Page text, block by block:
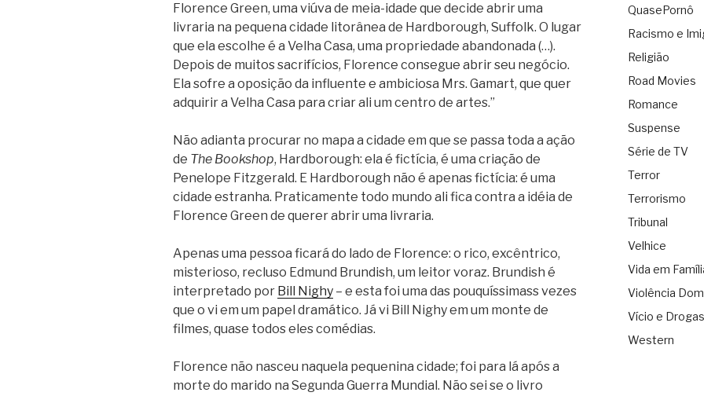
Florence Green, uma viúva de meia-idade que decide abrir uma
livraria na pequena cidade litorânea de Hardborough, Suffolk. O lugar
que ela escolhe é a Velha Casa, uma propriedade abandonada (…).
Depois de muitos sacrifícios, Florence consegue abrir seu negócio.
Ela sofre a oposição da influente e ambiciosa Mrs. Gamart, que quer
adquirir a Velha Casa para criar ali um centro de artes.”
Não adianta procurar no mapa a cidade em que se passa toda a ação
de The Bookshop, Hardborough: ela é fictícia, é uma criação de
Penelope Fitzgerald. E Hardborough não é apenas fictícia: é uma
cidade estranha. Praticamente todo mundo ali fica contra a idéia de
Florence Green de querer abrir uma livraria.
Apenas uma pessoa ficará do lado de Florence: o rico, excêntrico,
misterioso, recluso Edmund Brundish, um leitor voraz. Brundish é
interpretado por Bill Nighy – e esta foi uma das pouquíssimass vezes
que o vi em um papel dramático. Já vi Bill Nighy em um monte de
filmes, quase todos eles comédias.
Florence não nasceu naquela pequenina cidade; foi para lá após a
morte do marido na Segunda Guerra Mundial. Não sei se o livro
QuasePornô
Racismo e
Religião
Road Movies
Romance
Suspense
Série de TV
Terror
Terrorismo
Tribunal
Velhice
Vida em
Violência
Vício e Drogas
Western